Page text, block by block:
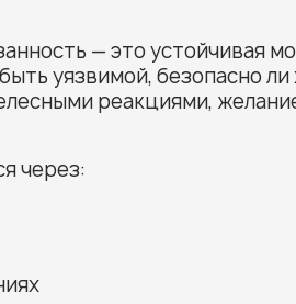
— это устойчивая
уязвимой, безопасно
реакциями,
через: